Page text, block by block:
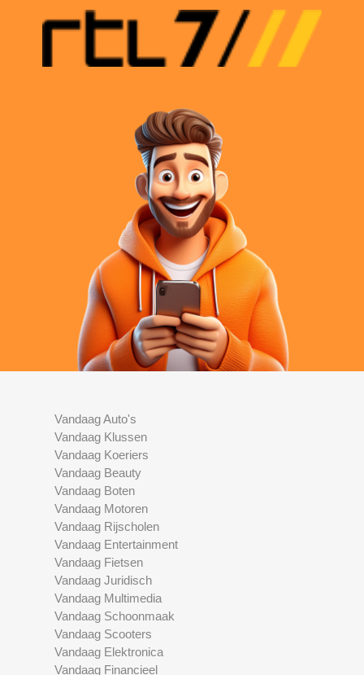
Vandaag Auto's
Vandaag Klussen
Vandaag Koeriers
Vandaag Beauty
Vandaag Boten
Vandaag Motoren
Vandaag Rijscholen
Vandaag Entertainment
Vandaag Fietsen
Vandaag Juridisch
Vandaag Multimedia
Vandaag Schoonmaak
Vandaag Scooters
Vandaag Elektronica
Vandaag Financieel